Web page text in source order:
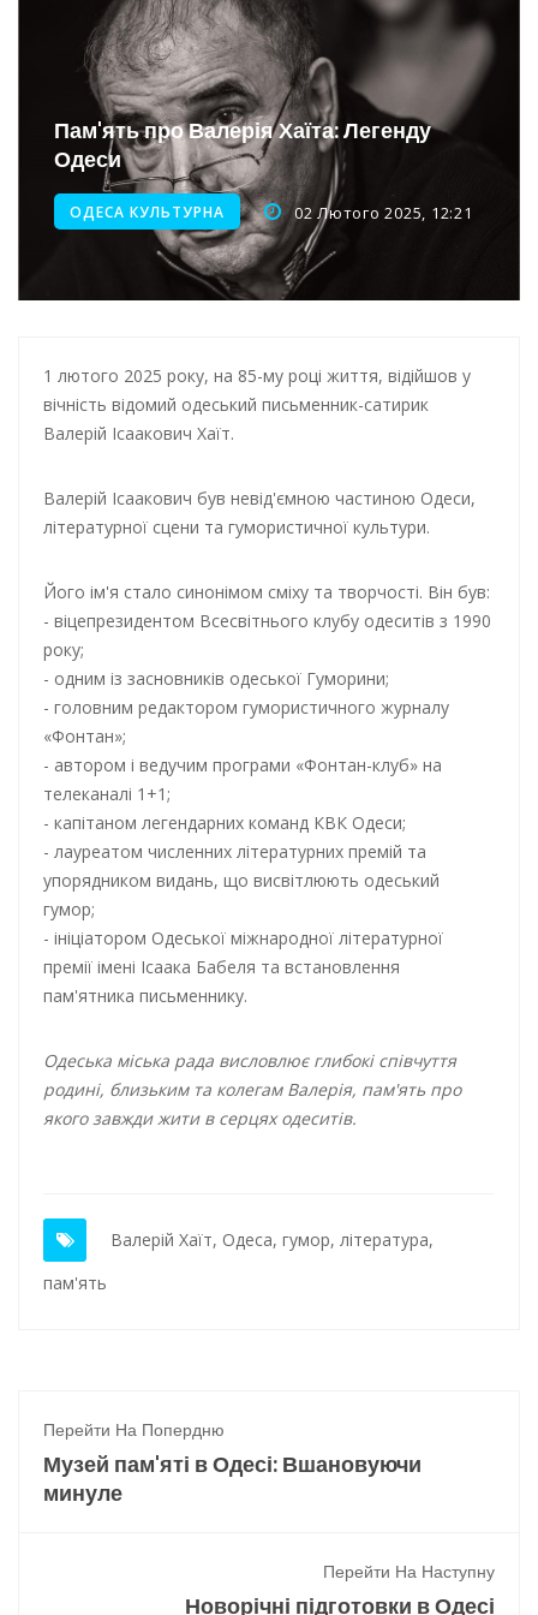
Інтеграція ветеранів в українське суспільство
Нічна атака на Одесу: наслідки обстрілу
Енергетична підтримка для Одеси
Пам'ять про Валерія Хаїта: Легенду
Одеси
ОДЕСА КУЛЬТУРНА 02 Лютого 2025, 12:21
1 лютого 2025 року, на 85-му році життя, відійшов у
вічність відомий одеський письменник-сатирик
Валерій Ісаакович Хаїт.
Валерій Ісаакович був невід'ємною частиною Одеси,
літературної сцени та гумористичної культури.
Його ім'я стало синонімом сміху та творчості. Він був:
- віцепрезидентом Всесвітнього клубу одеситів з 1990
року;
- одним із засновників одеської Гуморини;
- головним редактором гумористичного журналу
«Фонтан»;
- автором і ведучим програми «Фонтан-клуб» на
телеканалі 1+1;
- капітаном легендарних команд КВК Одеси;
- лауреатом численних літературних премій та
упорядником видань, що висвітлюють одеський
гумор;
- ініціатором Одеської міжнародної літературної
премії імені Ісаака Бабеля та встановлення
пам'ятника письменнику.
Одеська міська рада висловлює глибокі співчуття
родині, близьким та колегам Валерія, пам'ять про
якого завжди жити в серцях одеситів.
Валерій Хаїт, Одеса, гумор, література,
пам'ять
Перейти На Попердню
Музей пам'яті в Одесі: Вшановуючи
минуле
Перейти На Наступну
Новорічні підготовки в Одесі